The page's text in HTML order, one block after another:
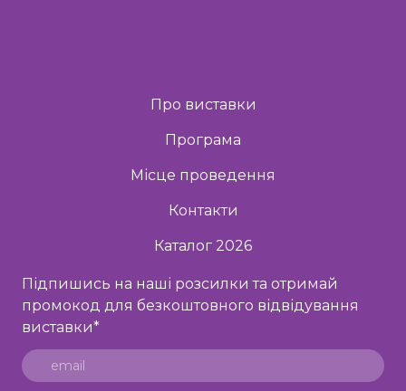
Про виставки
Програма
Місце проведення
Контакти
Каталог 2026
Підпишись на наші розсилки та отримай
промокод для безкоштовного відвідування
виставки*